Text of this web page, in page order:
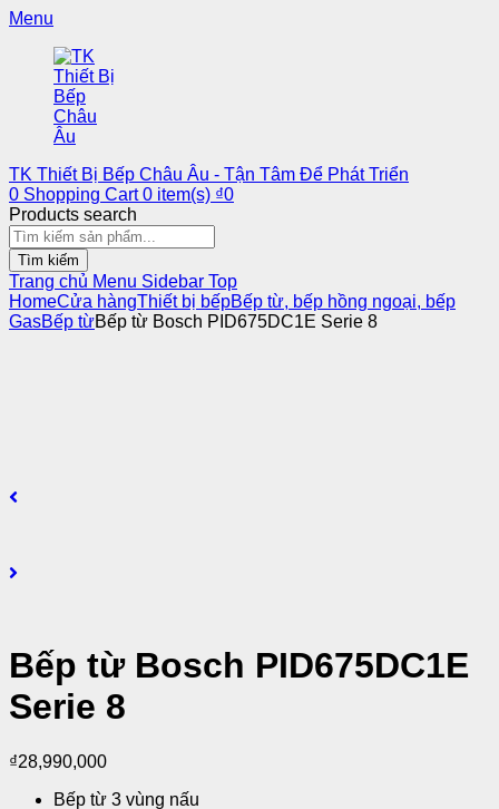
Menu
TK Thiết Bị Bếp Châu Âu - Tận Tâm Để Phát Triển
0 Shopping Cart 0 item(s) ₫0
Products search
Tìm kiếm
Trang chủ Menu Sidebar Top
HomeCửa hàngThiết bị bếpBếp từ, bếp hồng ngoại, bếp
GasBếp từBếp từ Bosch PID675DC1E Serie 8
Bếp từ Bosch PID675DC1E
Serie 8
₫28,990,000
Bếp từ 3 vùng nấu